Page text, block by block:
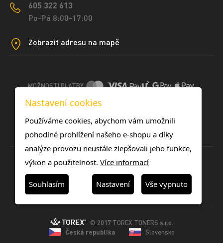
605 322 613
Po-Pá 8:00-17:00
Zobrazit adresu na mapě
MOŽNOSTI PLATBY
DOPRAVNÍ METODY
© 2017 TOREX TONERS s.r.o.
Česká republika
Slovensko
Nastavení cookies
Používáme cookies, abychom vám umožnili
pohodlné prohlížení našeho e-shopu a díky
analýze provozu neustále zlepšovali jeho funkce,
výkon a použitelnost. Více informací
Souhlasím Nastavení Vše vypnuto